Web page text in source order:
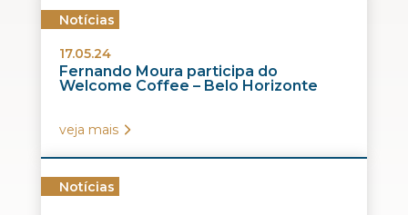
Notícias
17.05.24
Fernando Moura participa do
Welcome Coffee – Belo Horizonte
veja mais
Notícias